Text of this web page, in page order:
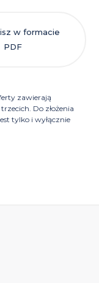
w formacie
PDF
zawierają
Do złożenia
tylko i wyłącznie